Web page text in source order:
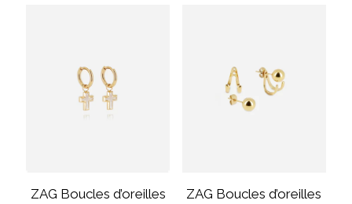
ZAG Boucles d’oreilles
ZAG Boucles d’oreilles